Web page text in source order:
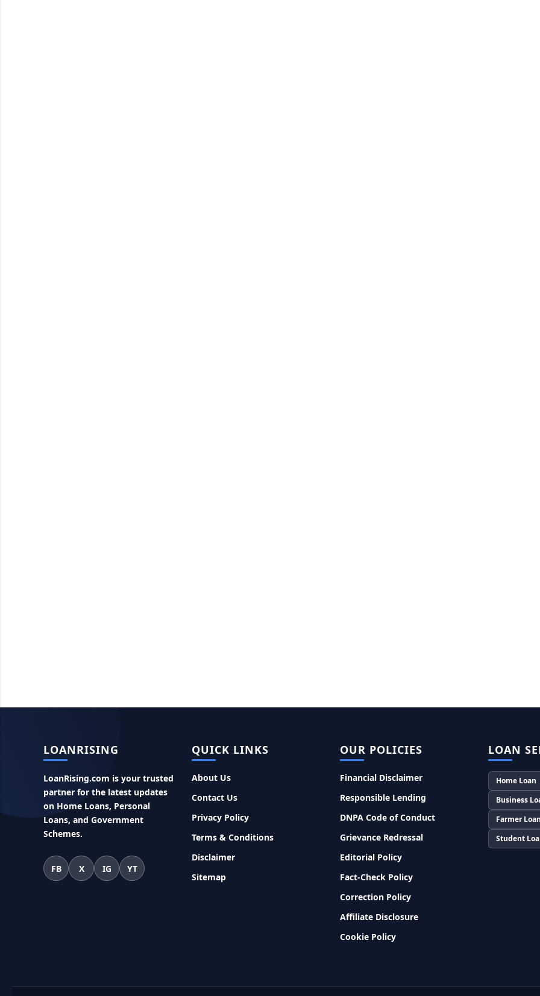
LOANRISING
LoanRising.com is your trusted
partner for the latest updates
on Home Loans, Personal
Loans, and Government
Schemes.
FB X IG YT
QUICK LINKS
About Us
Contact Us
Privacy Policy
Terms & Conditions
Disclaimer
Sitemap
OUR POLICIES
Financial Disclaimer
Responsible Lending
DNPA Code of Conduct
Grievance Redressal
Editorial Policy
Fact-Check Policy
Correction Policy
Affiliate Disclosure
Cookie Policy
LOAN
Home Loan
Business
Farmer Loan
Student